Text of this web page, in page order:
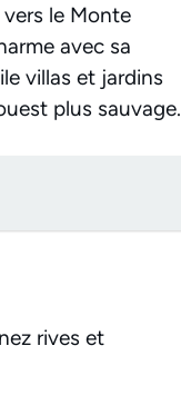
le Monte
avec sa
villas et jardins
plus sauvage.
rives et